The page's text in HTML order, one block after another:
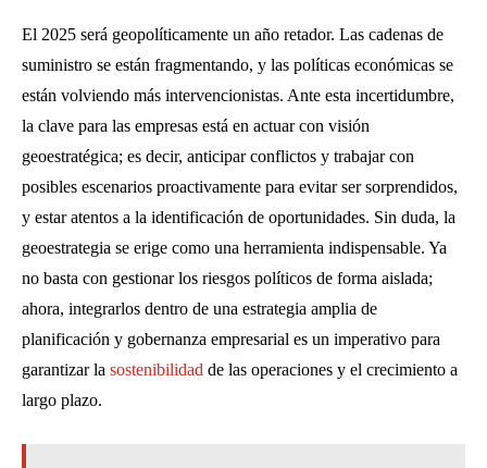
El 2025 será geopolíticamente un año retador. Las cadenas de
suministro se están fragmentando, y las políticas económicas se
están volviendo más intervencionistas. Ante esta incertidumbre,
la clave para las empresas está en actuar con visión
geoestratégica; es decir, anticipar conflictos y trabajar con
posibles escenarios proactivamente para evitar ser sorprendidos,
y estar atentos a la identificación de oportunidades. Sin duda, la
geoestrategia se erige como una herramienta indispensable. Ya
no basta con gestionar los riesgos políticos de forma aislada;
ahora, integrarlos dentro de una estrategia amplia de
planificación y gobernanza empresarial es un imperativo para
garantizar la sostenibilidad de las operaciones y el crecimiento a
largo plazo.